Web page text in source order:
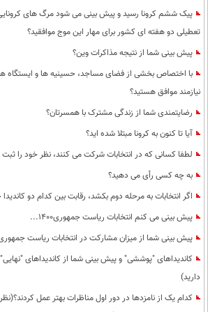
پیک ششم کرونا رسید و پیش بینی می شود مرگ های
تعطیلی دو هفته ای کشور برای مهار این موج موافقید؟
پیش بینی شما از نتیجه مذاکرات وین؟
با اختصاص بخشی از فضای مساجد، حسینیه ها و ایستگاه
نیازمند موافق هستید؟
رضایتمندی شما از زندگی مشترک با همسرتان؟
آیا تا کنون به کرونا مبتلا شده اید؟
لطفا کسانی که در انتخابات شرکت می کنند، نظر خود را
به چه کسی رأی می دهید؟
اگر انتخابات به مرحله دوم بکشد، رقابت بین کدام دو
پیش بینی می کنم انتخابات ریاست جمهوری1400...
پیش بینی شما از میزان مشارکت در انتخابات ریاست
دارید)
کدام یک از نامزدها در دور اول مناظرات بهتر عمل